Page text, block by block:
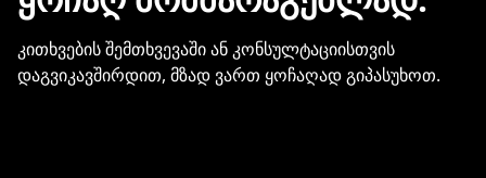
კითხვების შემთხვევაში ან კონსულტაციისთვის
დაგვიკავშირდით, მზად ვართ ყოჩაღად გიპასუხოთ.